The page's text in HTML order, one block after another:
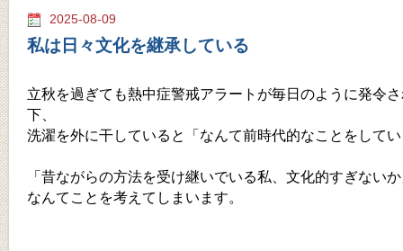
2025-08-09
私は日々文化を継承している
立秋を過ぎても熱中症警戒アラートが毎日のように発令
下、
洗濯を外に干していると「なんて前時代的なことをして
「昔ながらの方法を受け継いでいる私、文化的すぎない
なんてことを考えてしまいます。